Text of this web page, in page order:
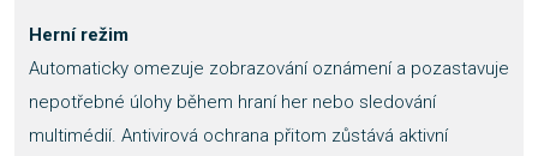
Herní režim
Automaticky omezuje zobrazování oznámení a pozastavuje
nepotřebné úlohy během hraní her nebo sledování
multimédií. Antivirová ochrana přitom zůstává aktivní